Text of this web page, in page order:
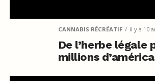
CANNABIS RÉCRÉATIF il y a 10
De l’herbe légale
millions